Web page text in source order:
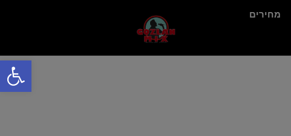
מחירים